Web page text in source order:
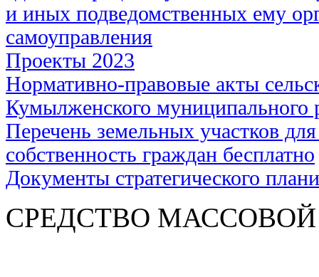
и иных подведомственных ему
самоуправления
Проекты 2023
Нормативно-правовые акты
Кумылженского муниципального
Перечень земельных участков
собственность граждан бесплатно
Документы стратегического
СРЕДСТВО